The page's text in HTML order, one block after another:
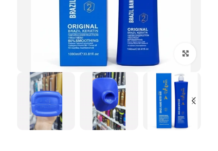
بزرگنمایی تصویر